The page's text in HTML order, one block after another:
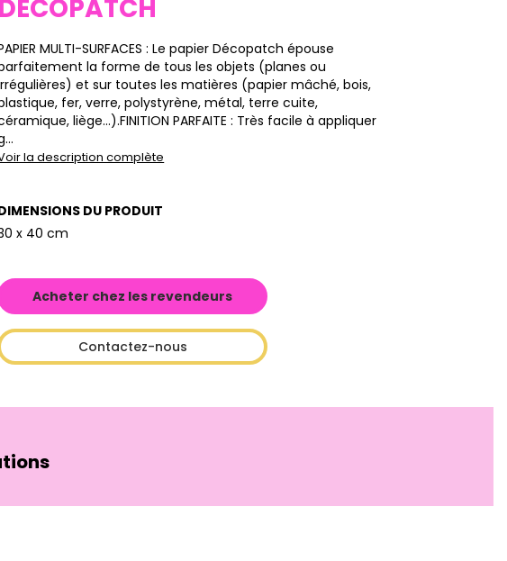
DÉCOPATCH
MULTI-SURFACES : Le papier Décopatch épouse
la forme de tous les objets (planes ou
et sur toutes les matières (papier mâché, bois,
fer, verre, polystyrène, métal, terre cuite,
liège…).FINITION PARFAITE : Très facile à appliquer
la description complète
DU PRODUIT
x 40 cm
Acheter chez les revendeurs
Contactez-nous